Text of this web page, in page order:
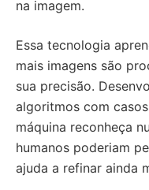
na imagem.
Essa tecnologia
mais imagens são
sua precisão.
algoritmos com
máquina reconheça
humanos poderiam
ajuda a refinar ainda